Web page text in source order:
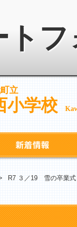
ト
立
小学校
概要
R7 ３／19 雪の卒業式